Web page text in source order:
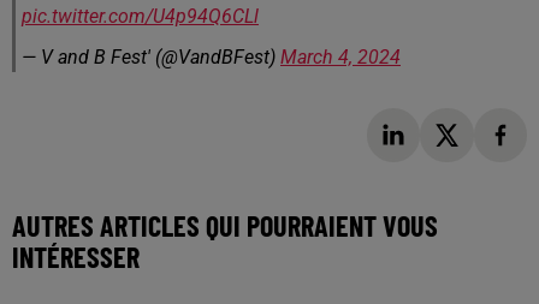
pic.twitter.com/U4p94Q6CLl
— V and B Fest' (@VandBFest) March 4, 2024
AUTRES ARTICLES QUI POURRAIENT VOUS
INTÉRESSER